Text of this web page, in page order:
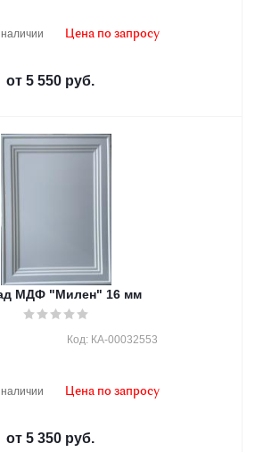
Цена по запросу
от 5 550 руб.
МДФ "Милен" 16 мм
Код: КА-00032553
Цена по запросу
от 5 350 руб.